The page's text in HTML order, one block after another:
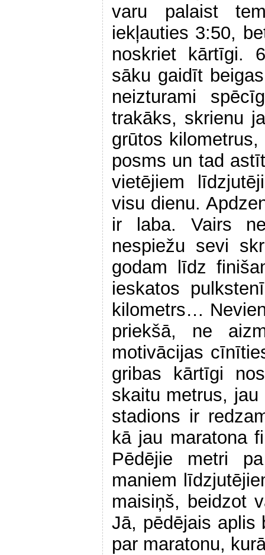
varu palaist
iekļauties 3:50,
noskriet kārtīgi.
sāku gaidīt
neizturami
trakāks, skrienu
grūtos
posms un tad
vietējiem
visu dienu.
ir laba. Vairs
nespiežu sevi
godam līdz
ieskatos
kilometrs…
priekšā, ne
motivācijas
gribas kārtīgi
skaitu metrus,
stadions ir
kā jau maratona
Pēdējie metri
maniem
maisiņš, beidzot
Jā, pēdējais aplis
par maratonu,